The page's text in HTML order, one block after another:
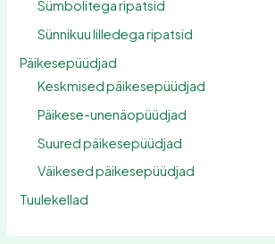
Sümbolitega ripatsid
Sünnikuu lilledega ripatsid
Päikesepüüdjad
Keskmised päikesepüüdjad
Päikese-unenäopüüdjad
Suured päikesepüüdjad
Väikesed päikesepüüdjad
Tuulekellad